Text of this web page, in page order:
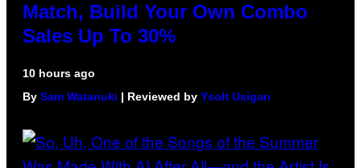
Match, Build Your Own Combo
Sales Up To 30%
10 hours ago
By Sam Watanuki | Reviewed by Ysolt Usigan